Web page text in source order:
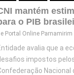
mantém
o PIB
Portal Online Parnamirim
avalia que a
impostos
Nacional